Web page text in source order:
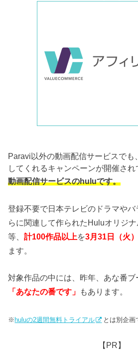
Paravi以外の動画配信サービスで
してくれるキャンペーンが開催され
動画配信サービスのhuluです。
登録不要で日本テレビのドラマや
らに関連して作られたHuluオリジ
等、計100作品以上を3月31日（火
ます。
対象作品の中には、昨年、あな番
「あなたの番です」
もあります。
※ huluの2週間無料トライアル とは別企画
【PR】